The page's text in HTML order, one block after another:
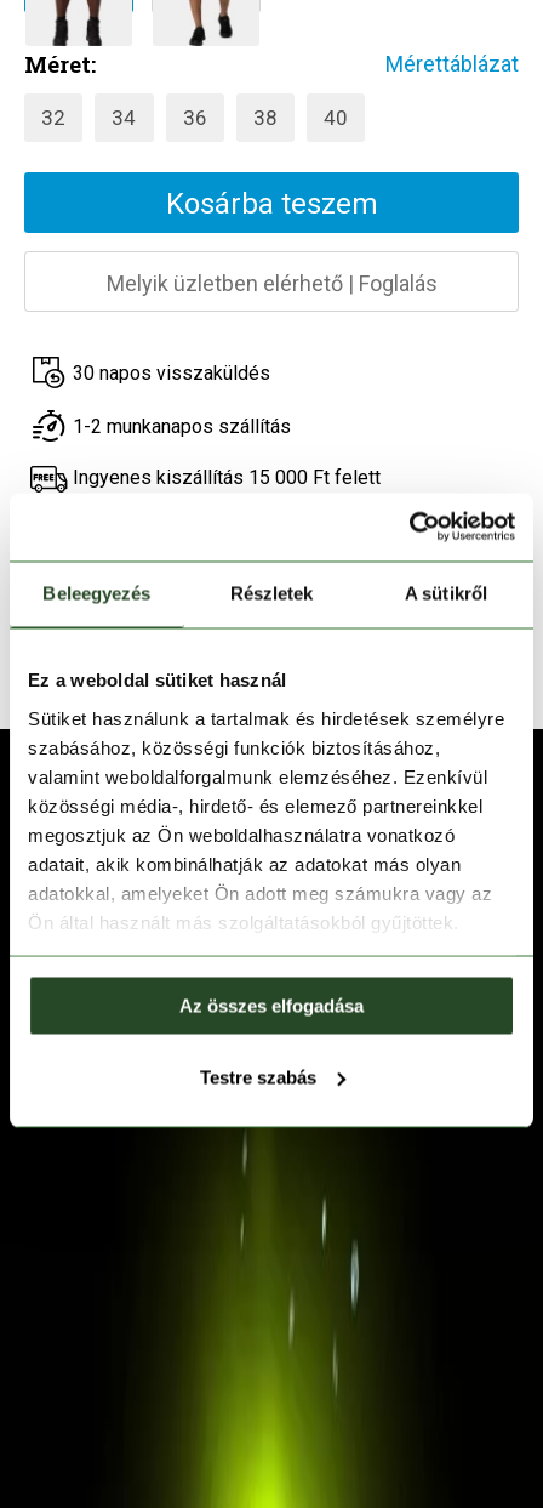
Beleegyezés Részletek A sütikről
Ez a weboldal sütiket használ
Sütiket használunk a tartalmak és hirdetések személyre
szabásához, közösségi funkciók biztosításához,
valamint weboldalforgalmunk elemzéséhez. Ezenkívül
közösségi média-, hirdető- és elemező partnereinkkel
megosztjuk az Ön weboldalhasználatra vonatkozó
adatait, akik kombinálhatják az adatokat más olyan
adatokkal, amelyeket Ön adott meg számukra vagy az
Ön által használt más szolgáltatásokból gyűjtöttek.
Az összes elfogadása
Testre szabás
TERMÉKLEÍRÁS
TERMÉK RÉSZLETEK
TECHNOLÓGIÁK
Méret: Mérettáblázat
32 34 36 38 40
Kosárba teszem
Melyik üzletben elérhető| Foglalás
30 napos visszaküldés
1-2 munkanapos szállítás
Ingyenes kiszállítás 15 000 Ft felett